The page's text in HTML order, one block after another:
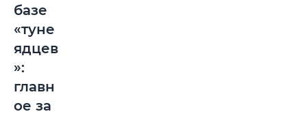
базе
«туне
ядцев
»:
главн
ое за